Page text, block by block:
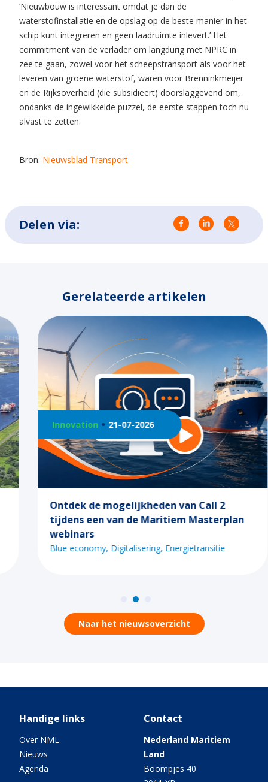
‘Nieuwbouw is interessant omdat je dan de
waterstofinstallatie en de opslag op de beste manier in het
schip kunt integreren en geen laadruimte inlevert.’ Het
commitment van de verlader om langdurig met NPRC in
zee te gaan, zowel voor het scheepstransport als voor het
leveren van groene waterstof, waren voor Brenninkmeijer
en de Rijksoverheid (die subsidieert) doorslaggevend om,
ondanks de ingewikkelde puzzel, de eerste stappen toch nu
alvast te zetten.
Bron: Nieuwsblad Transport
Delen via:
Gerelateerde artikelen
Innovation 21-07-2026
Ontdek de mogelijkheden van Call 2
tijdens een van de Maritiem Masterplan
webinars
Blue economy Digitalisering Energietransitie
Naar het nieuwsoverzicht
Handige links
Over NML
Nieuws
Agenda
Contact
Nederland Maritiem
Land
Boompjes 40